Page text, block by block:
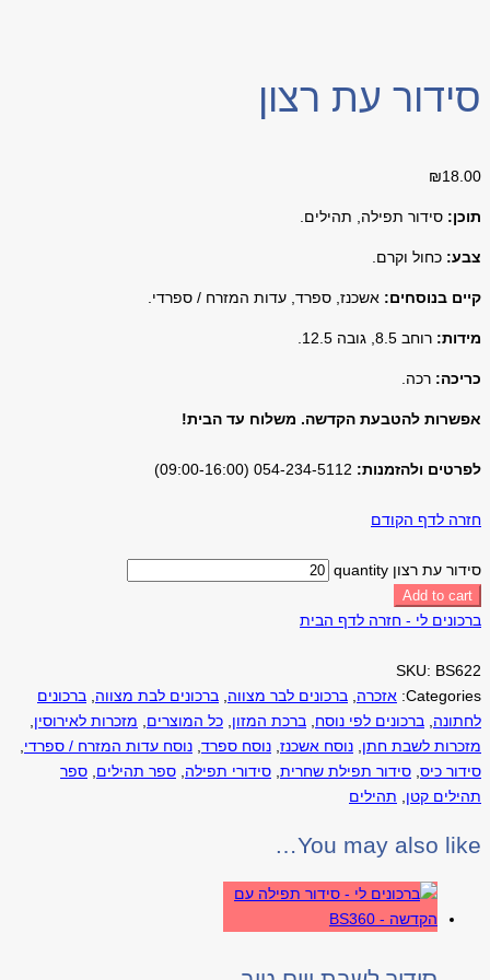
סידור עת רצון
₪18.00
תוכן: סידור תפילה, תהילים.
צבע: כחול וקרם.
קיים בנוסחים: אשכנז, ספרד, עדות המזרח / ספרדי.
מידות: רוחב 8.5, גובה 12.5.
כריכה: רכה.
אפשרות להטבעת הקדשה. משלוח עד הבית!
לפרטים ולהזמנות:
חזרה לדף הקודם
סידור עת רצון quantity
Add to cart
ברכונים לי - חזרה לדף הבית
SKU: BS622
Categories: אזכרה ברכונים לבר מצווה ברכונים לבת מצווה ברכונים
לחתונה ברכונים לפי נוסח ברכת המזון כל המוצרים מזכרות לאירוסין
מזכרות לשבת חתן נוסח אשכנז נוסח ספרד נוסח עדות המזרח / ספרדי
סידור כיס סידור תפילת שחרית סידורי תפילה ספר תהילים ספר
תהילים קטן
תהילים
You may also like…